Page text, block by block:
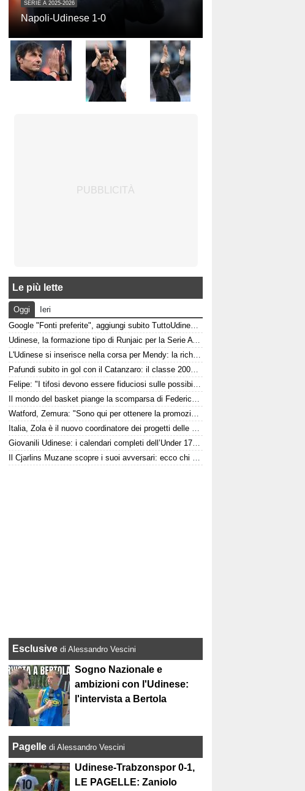
SERIE A 2025-2026
Napoli-Udinese 1-0
Le più lette
Oggi
Ieri
Google "Fonti preferite", aggiungi subito TuttoUdinese e personalizza le tue notizie
Udinese, la formazione tipo di Runjaic per la Serie A 2026/2027
L'Udinese si inserisce nella corsa per Mendy: la richiesta del Nizza per il difensore
Pafundi subito in gol con il Catanzaro: il classe 2006 segna nell'amichevole contro il Giugliano
Felipe: "I tifosi devono essere fiduciosi sulle possibilità dell'Udinese, Runjaic ha la squadra in mano"
Il mondo del basket piange la scomparsa di Federico Franceschin: il cordoglio della Pallacanestro Trieste
Watford, Zemura: "Sono qui per ottenere la promozione in Premier League"
Italia, Zola è il nuovo coordinatore dei progetti delle attività giovanili
Giovanili Udinese: i calendari completi dell’Under 17, 16 e 15
Il Cjarlins Muzane scopre i suoi avversari: ecco chi sono
Esclusive di Alessandro Vescini
Sogno Nazionale e
ambizioni con l'Udinese:
l'intervista a Bertola
Pagelle di Alessandro Vescini
Udinese-Trabzonspor 0-1,
LE PAGELLE: Zaniolo